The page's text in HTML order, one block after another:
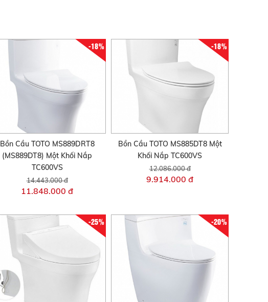
-18%
Bồn Cầu TOTO MS889DRT8
(MS889DT8) Một Khối Nắp
TC600VS
14.443.000 đ
11.848.000 đ
-18%
Bồn Cầu TOTO MS885DT8 Một
Khối Nắp TC600VS
12.086.000 đ
9.914.000 đ
-25% -20%